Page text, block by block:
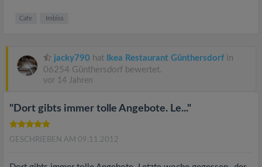
Cafe Imbiss
jacky790 hat Ikea Restaurant Günthersdorf in
06254 Günthersdorf bewertet.
vor 14 Jahren
"Dort gibts immer tolle Angebote. Le..."
GESCHRIEBEN AM 09.11.2012